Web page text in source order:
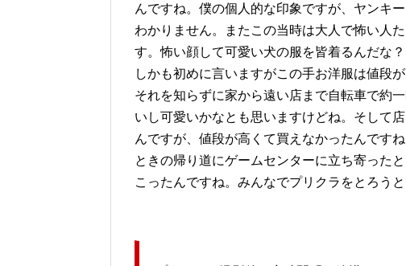
んですね。僕の個人的な印象ですが、ヤンキ
わかりません。またこの当時は大人で怖い人
す。怖い顔して可愛い犬の服を皆着るんだな
しかも初めに言いますがこの手お洋服は値段
それを知らずに家から遠い店まで自転車で約
いし可愛いかなとも思いますけどね。そして
んですが、値段が高くて買えなかったんです
ときの帰り道にゲームセンターに立ち寄った
こったんですね。みんなでプリクラをとろう